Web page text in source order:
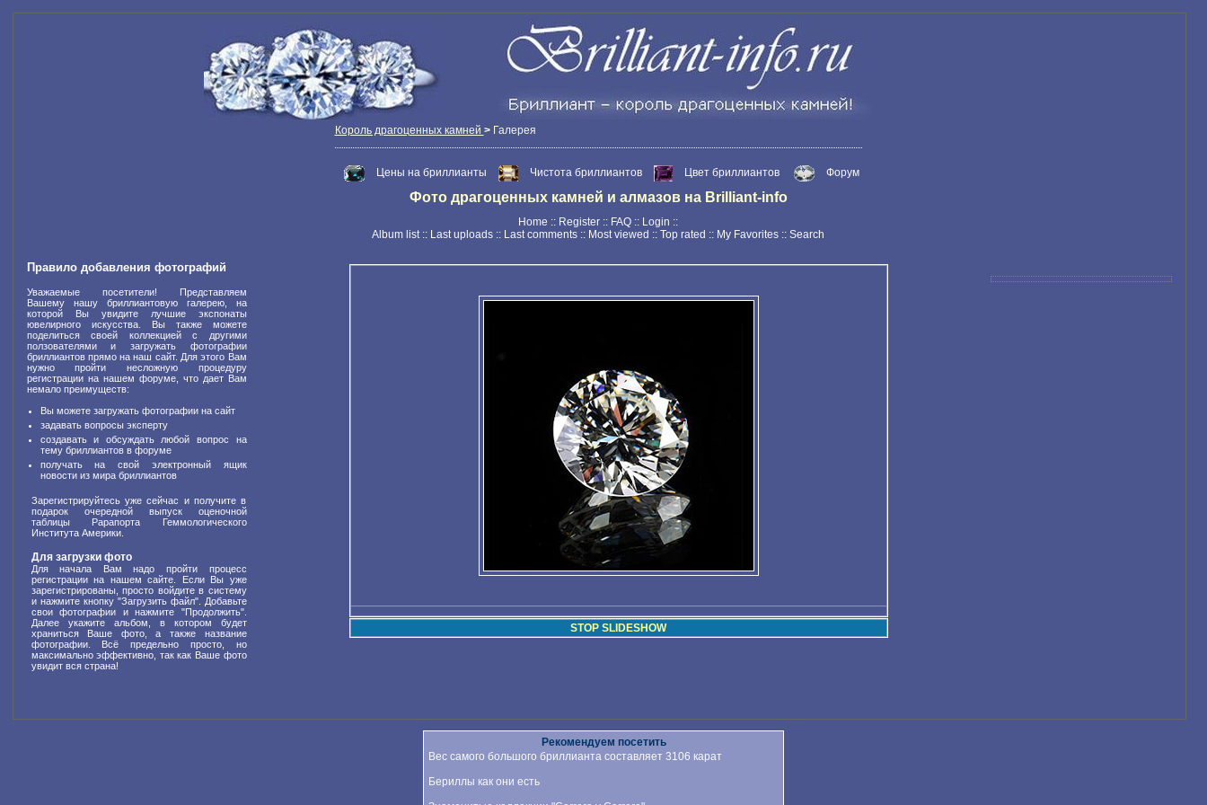
Король драгоценных камней >Галерея
Цены на бриллианты Чистота бриллиантов Цвет бриллиантов Форум
Фото драгоценных камней и алмазов на Brilliant-info
Home :: Register :: FAQ :: Login ::
Album list:: Last uploads :: Last comments :: Most viewed :: Top rated :: My Favorites :: Search
Правило добавления фотографий
Уважаемые посетители! Представляем
Вашему нашу бриллиантовую галерею, на
которой Вы увидите лучшие экспонаты
ювелирного искусства. Вы также можете
поделиться своей коллекцией с другими
ползователями и загружать фотографии
бриллиантов прямо на наш сайт. Для этого Вам
нужно пройти несложную процедуру
регистрации на нашем форуме, что дает Вам
немало преимуществ:
Вы можете загружать фотографии на сайт
задавать вопросы эксперту
создавать и обсуждать любой вопрос на
тему бриллиантов в форуме
получать на свой электронный ящик
новости из мира бриллиантов
Зарегистрируйтесь уже сейчас и получите в
подарок очередной выпуск оценочной
таблицы Рарапорта Геммологического
Института Америки.
Для загрузки фото
Для начала Вам надо пройти процесс
регистрации на нашем сайте. Если Вы уже
зарегистрированы, просто войдите в систему
и нажмите кнопку "Загрузить файл". Добавьте
свои фотографии и нажмите "Продолжить".
Далее укажите альбом, в котором будет
храниться Ваше фото, а также название
фотографии. Всё предельно просто, но
максимально эффективно, так как Ваше фото
увидит вся страна!
STOP SLIDESHOW
Рекомендуем посетить
Вес самого большого бриллианта составляет 3106 карат
Бериллы как они есть